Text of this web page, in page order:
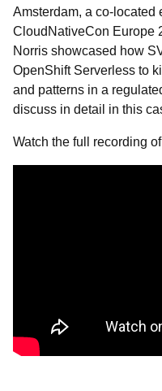
Amsterdam, a co-located
CloudNativeCon Europe
Norris showcased how
OpenShift Serverless to
and patterns in a
discuss in detail in this
Watch the full recording